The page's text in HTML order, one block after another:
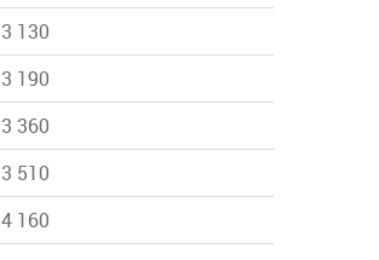
3 130
3 190
3 360
3 510
4 160